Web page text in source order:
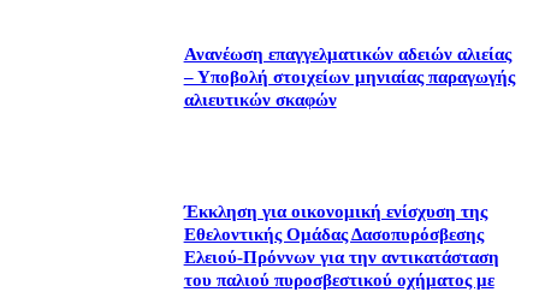
Ανανέωση επαγγελματικών αδειών αλιείας
– Υποβολή στοιχείων μηνιαίας παραγωγής
αλιευτικών σκαφών
Έκκληση για οικονομική ενίσχυση της
Εθελοντικής Ομάδας Δασοπυρόσβεσης
Ελειού-Πρόννων για την αντικατάσταση
του παλιού πυροσβεστικού οχήματος με